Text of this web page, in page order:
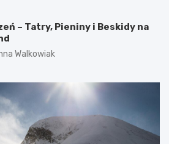
– Tatry, Pieniny i Beskidy na
Walkowiak